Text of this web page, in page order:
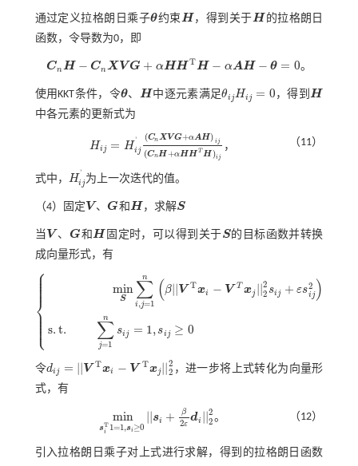
通过定义拉格朗日乘子θ
θ约束H
H ，得到关于H
H
的拉格朗日
函数，令导数为0，即
CnH − CnX V G + αHH TH − αAH − θ = 0
CnH-CnXVG+αH HTH- αA H-θ=0 。
使用KKT条件，令θ
θ 、 H
H 中逐元素满足θi jHi j = 0
θijHij=0 ，得到 H
H
中各元素的更新式为
Hi j = H
'
i j
(CnX VG+αAH) ij
(Cn H +αH H T H )ij
Hij=Hij' (CnXVG+αAH)ij(CnH+αH， （11）
式中， H
'
i j
Hij' 为上一次迭代的值。
（4）固定 V
V 、G
G 和H
H ，求解S
S
当 V
V 、 G
G 和H
H 固定时，可以得到关于S
S 的目标函数并转换
成向量形式，有
⎧
⎩
⎨
⎪
⎪
⎪⎪
⎪
⎪⎪⎪⎪
⎪
min
S ∑
i ,j=1
n ( β|| V Txi − V T xj ||2
2si j + εs2
i j)
s. t. ∑
j=1
n
si j = 1,si j ≥ 0
m V
令di j = || V Txi − V Txj ||2
2
dij= ||V xi- V Txj| |2 2
，进一步将上式转化为向量形
式，有
min
sT
i 1=1,si≥0
si + β
2ε
di
2
2
mi nsiT1 i≥0 || si+β2ε di||
。 （12）
引入拉格朗日乘子对上式进行求解，得到的拉格朗日函数